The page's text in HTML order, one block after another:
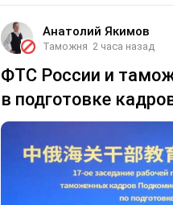
Анатолий Якимов
Таможня 2 часа назад
ФТС России и
в подготовке